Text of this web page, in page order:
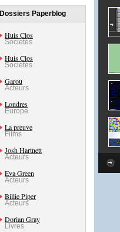
Dossiers Paperblog
Huis Clos
Sociétés
Huis Clos
Sociétés
Garou
Acteurs
Londres
Europe
La preuve
Films
Josh Hartnett
Acteurs
Eva Green
Acteurs
Billie Piper
Acteurs
Dorian Gray
Livres